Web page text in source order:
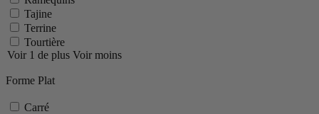
Tajine
Terrine
Tourtière
Voir 1 de plus Voir moins
Forme Plat
Carré